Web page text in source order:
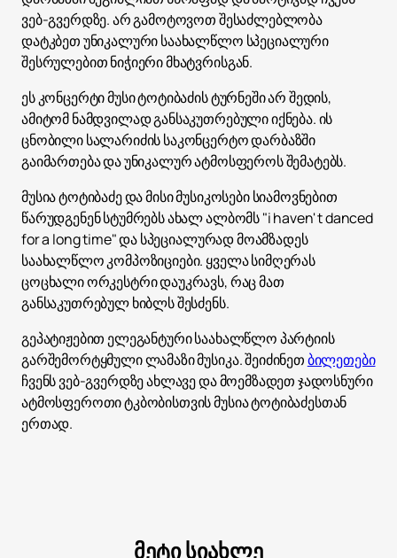
ვებ-გვერდზე. არ გამოტოვოთ შესაძლებლობა
დატკბეთ უნიკალური საახალწლო სპეციალური
შესრულებით ნიჭიერი მხატვრისგან.
ეს კონცერტი მუსი ტოტიბაძის ტურნეში არ შედის,
ამიტომ ნამდვილად განსაკუთრებული იქნება. ის
ცნობილი სალარიძის საკონცერტო დარბაზში
გაიმართება და უნიკალურ ატმოსფეროს შემატებს.
მუსია ტოტიბაძე და მისი მუსიკოსები სიამოვნებით
წარუდგენენ სტუმრებს ახალ ალბომს "i haven' t danced
for a long time" და სპეციალურად მოამზადეს
საახალწლო კომპოზიციები. ყველა სიმღერას
ცოცხალი ორკესტრი დაუკრავს, რაც მათ
განსაკუთრებულ ხიბლს შესძენს.
გეპატიჟებით ელეგანტური საახალწლო პარტიის
გარშემორტყმული ლამაზი მუსიკა. შეიძინეთბილეთები
ჩვენს ვებ-გვერდზე ახლავე და მოემზადეთ ჯადოსნური
ატმოსფეროთი ტკბობისთვის მუსია ტოტიბაძესთან
ერთად.
მეტი სიახლე